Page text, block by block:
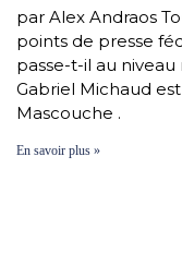
par Alex Andraos
points de presse
passe-t-il au
Gabriel Michaud
Mascouche .
En savoir plus »